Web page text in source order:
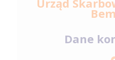
Urząd
Dane